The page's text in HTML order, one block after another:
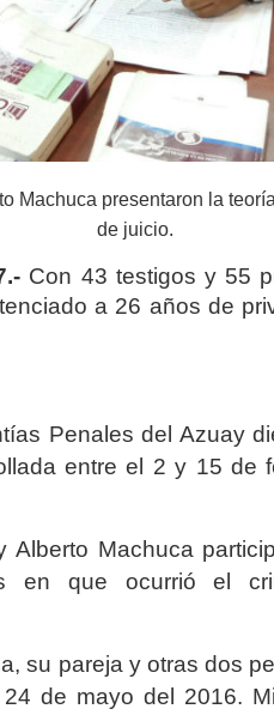
Machuca presentaron la
de juicio.
Con 43 testigos y 55
a 26 años de
Penales del Azuay
entre el 2 y 15 de
Alberto Machuca
en que ocurrió el
su pareja y otras dos
de mayo del 2016.